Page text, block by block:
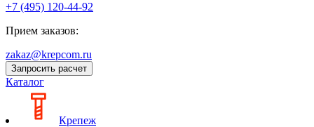
+7 (495) 120-44-92
Прием заказов:
zakaz@krepcom.ru
Запросить расчет
Каталог
Крепеж